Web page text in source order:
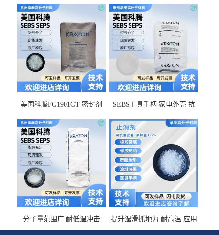
美国科腾FG1901GT 密封剂
佳 透明级
SEBS工具手柄 家电外壳 抗
耐候G1653VO
分子量范围广 耐低温冲击
SEBS G1650MU 美国科腾 增
提升湿滑抓地力 耐高温 应用
于特种轮胎 TPR鞋底 涂料油